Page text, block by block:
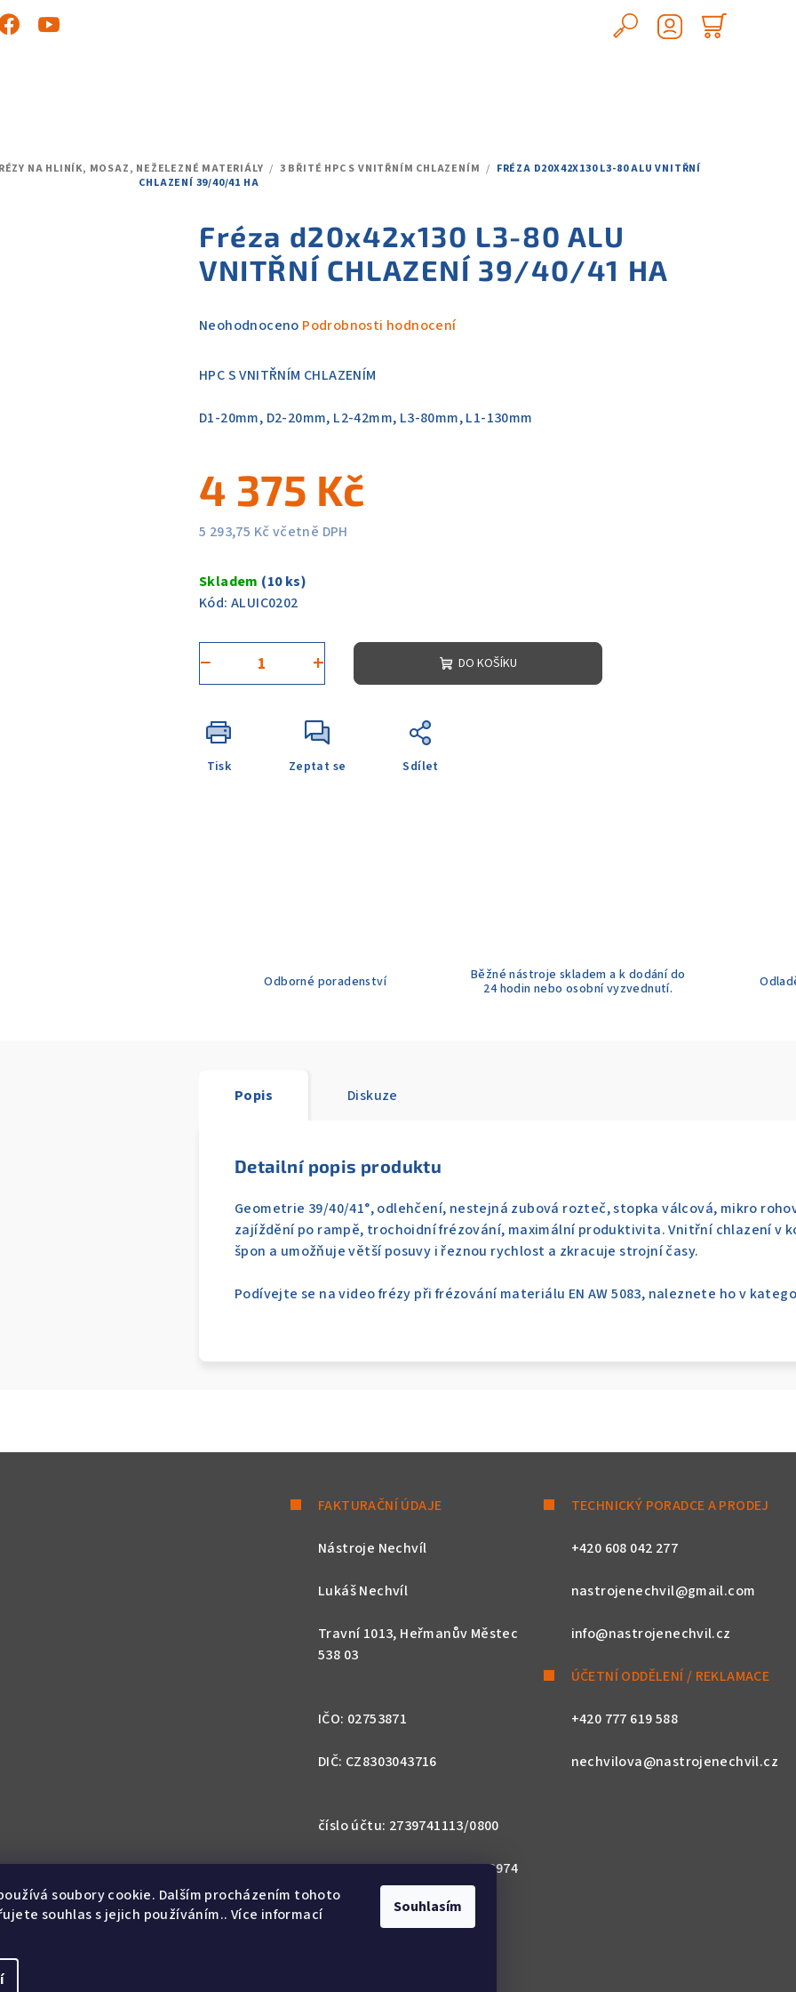
soubory cookie. Dalším procházením tohoto
souhlas s jejich používáním.. Více informací
Souhlasím
Hledat
NA HLINÍK, MOSAZ, NEŽELEZNÉ MATERIÁLY / 3 BŘITÉ HPC S VNITŘNÍM CHLAZENÍM / FRÉZA D20X42X130 L3-80 ALU VNITŘNÍ
CHLAZENÍ 39/40/41 HA
Fréza d20x42x130 L3-80 ALU
VNITŘNÍ CHLAZENÍ 39/40/41 HA
Průměrné
produktu
0,0
hvězdiček.
Neohodnoceno Podrobnosti hodnocení
HPC S VNITŘNÍM CHLAZENÍM
D1-20mm, D2-20mm, L2-42mm, L3-80mm, L1-130mm
4 375 Kč
5 293,75 Kč včetně DPH
cena:
Skladem (10 ks)
Kód: ALUIC0202
+
− DO KOŠÍKU
Tisk Zeptat se Sdílet
Odborné poradenství
Běžné nástroje skladem a k dodání do
24 hodin nebo osobní vyzvednutí.
Popis Diskuze
Detailní popis produktu
Geometrie 39/40/41°, odlehčení, nestejná zubová rozteč, stopka válcová, mikro
zajíždění po rampě, trochoidní frézování, maximální produktivita. Vnitřní chlazení v
špon a umožňuje větší posuvy i řeznou rychlost a zkracuje strojní časy.
Podívejte se na video frézy při frézování materiálu EN AW 5083, naleznete ho v
FAKTURAČNÍ ÚDAJE
Nástroje Nechvíl
Lukáš Nechvíl
Travní 1013, Heřmanův Městec
538 03
IČO: 02753871
DIČ: CZ8303043716
číslo účtu: 2739741113/0800
IBAN: CZ57 0800 0000 0027 3974
1113
SWIFT: GIBACZPX
TECHNICKÝ PORADCE A PRODEJ
+420 608 042 277
nastrojenechvil@gmail.com
info@nastrojenechvil.cz
ÚČETNÍ ODDĚLENÍ / REKLAMACE
+420 777 619 588
nechvilova@nastrojenechvil.cz